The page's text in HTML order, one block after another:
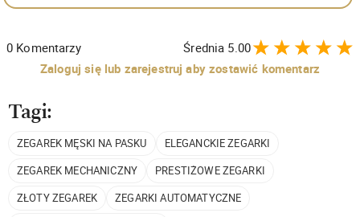
0 Komentarzy Średnia 5.00
Zaloguj się lub zarejestruj aby zostawić komentarz
Tagi:
ZEGAREK MĘSKI NA PASKU
ELEGANCKIE ZEGARKI
ZEGAREK MECHANICZNY
PRESTIŻOWE ZEGARKI
ZŁOTY ZEGAREK
ZEGARKI AUTOMATYCZNE